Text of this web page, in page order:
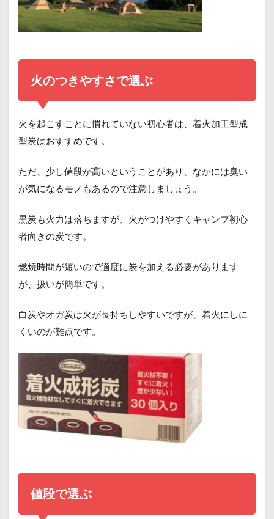
火のつきやすさで選ぶ
火を起こすことに慣れていない初心者は、着火加工型成
型炭はおすすめです。
ただ、少し値段が高いということがあり、なかには臭い
が気になるモノもあるので注意しましょう。
黒炭も火力は落ちますが、火がつけやすくキャンプ初心
者向きの炭です。
燃焼時間が短いので適度に炭を加える必要があります
が、扱いが簡単です。
白炭やオガ炭は火が長持ちしやすいですが、着火にしに
くいのが難点です。
値段で選ぶ